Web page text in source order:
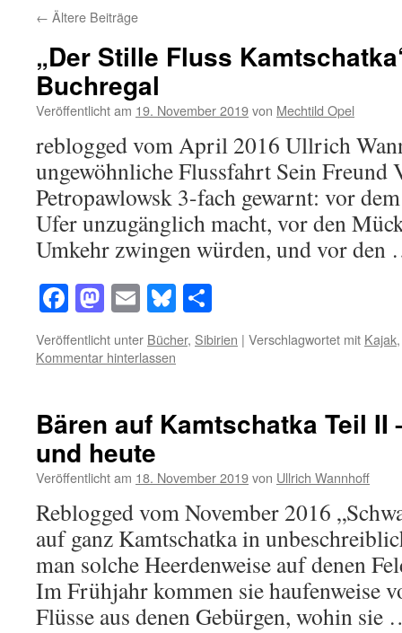
← Ältere Beiträge
„Der Stille Fluss
Buchregal
Veröffentlicht am 19. November 2019von Mechtild Opel
reblogged vom April 2016 Ullrich
ungewöhnliche Flussfahrt Sein Freund
Petropawlowsk 3-fach gewarnt: vor
Ufer unzugänglich macht, vor den
Umkehr zwingen würden, und vor
Facebook
Mastodon
EmailBluesky
Veröffentlicht unter Bücher, Sibirien | Verschlagwortet mit Kajak
Kommentar hinterlassen
Bären auf Kamtschatka Teil II
und heute
Veröffentlicht am 18. November 2019von Ullrich Wannhoff
Reblogged vom November 2016
auf ganz Kamtschatka in
man solche Heerdenweise auf denen
Im Frühjahr kommen sie haufenweise
Flüsse aus denen Gebürgen, wohin